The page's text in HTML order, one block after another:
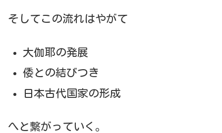
そしてこの流れはやがて
大伽耶の発展
倭との結びつき
日本古代国家の形成
へと繋がっていく。